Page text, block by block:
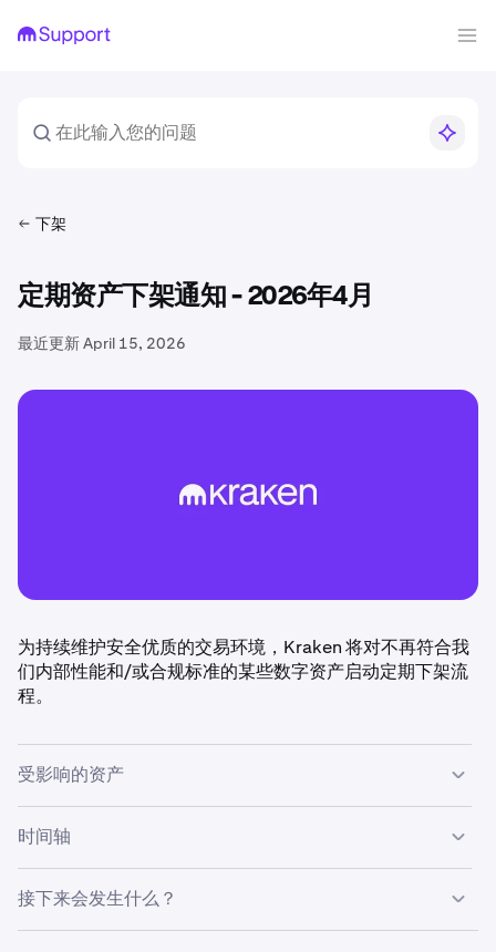
下架
定期资产下架通知 - 2026年4月
最近更新April 15, 2026
为持续维护安全优质的交易环境，Kraken 将对不再符合我
们内部性能和/或合规标准的某些数字资产启动定期下架流
程。
受影响的资产
以下资产计划下架：
TERM, STRD.
时间轴
• 2026年5月1日：
上述资产的交易和充值功能将于世界
标准时间14:00禁用。
接下来会发生什么？